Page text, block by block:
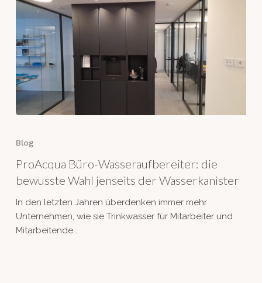
Wasseraufbereiter:
die
bewusste
jenseits
der
Wasserkanister
Blog
ProAcqua Büro-Wasseraufbereiter: die
bewusste Wahl jenseits der Wasserkanister
In den letzten Jahren überdenken immer mehr
Unternehmen, wie sie Trinkwasser für Mitarbeiter und
Mitarbeitende…